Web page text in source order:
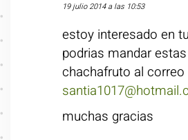
19 julio 2014 a las 10:53
estoy interesado en
podrias mandar
chachafruto al correo
muchas gracias